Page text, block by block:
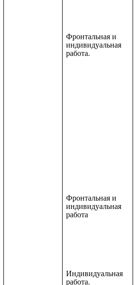
Фронтальная и
индивидуальная
работа.
Фронтальная и
индивидуальная
работа
Индивидуальная
работа.